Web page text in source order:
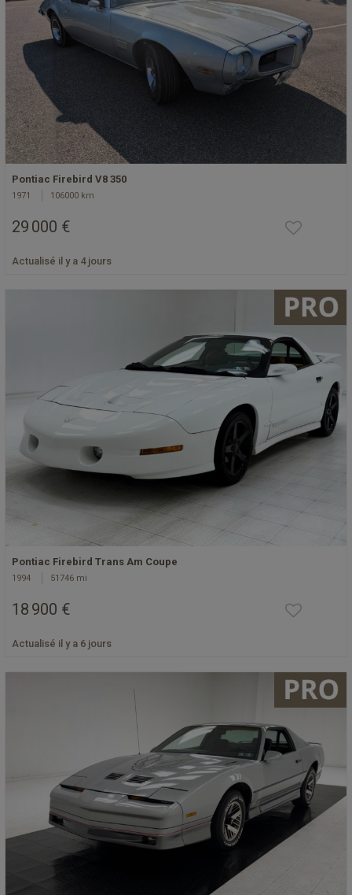
Pontiac Firebird V8 350
1971 106000 km
29 000 €
Actualisé il y a 4 jours
Pontiac Firebird Trans Am Coupe
1994 51746 mi
18 900 €
Actualisé il y a 6 jours